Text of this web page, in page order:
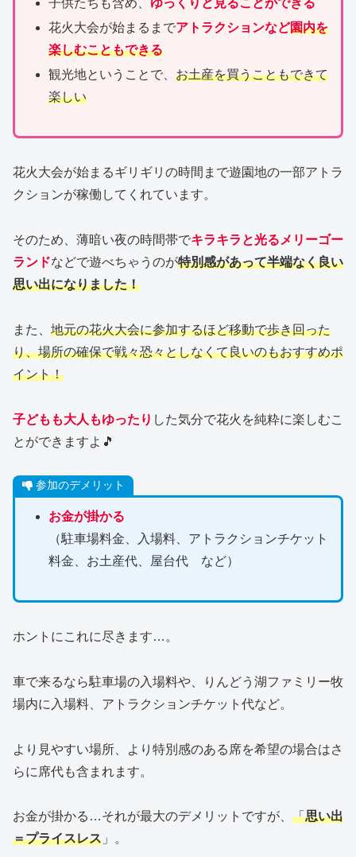
花火大会が始まるまでアトラクションなど園内を
楽しむこともできる
観光地ということで、 お土産を買うこともできて
楽しい
花火大会が始まるギリギリの時間まで遊園地の一部アトラ
クションが稼働してくれています。
そのため、薄暗い夜の時間帯でキラキラと光るメリーゴー
ランドなどで遊べちゃうのが特別感があって半端なく良い
思い出になりました！
また、 地元の花火大会に参加するほど移動で歩き回った
り、場所の確保で戦々恐々としなくて良いのもおすすめポ
イント！
子どもも大人もゆったり した気分で花火を純粋に楽しむこ
とができますよ🎵
参加のデメリット
お金が掛かる
（駐車場料金、入場料、アトラクションチケット
料金、お土産代、屋台代 など）
ホントにこれに尽きます…。
車で来るなら駐車場の入場料や、りんどう湖ファミリー牧
場内に入場料、アトラクションチケット代など。
より見やすい場所、より特別感のある席を希望の場合はさ
らに席代も含まれます。
お金が掛かる…それが最大のデメリットですが、 「思い出
＝プライスレス 」。